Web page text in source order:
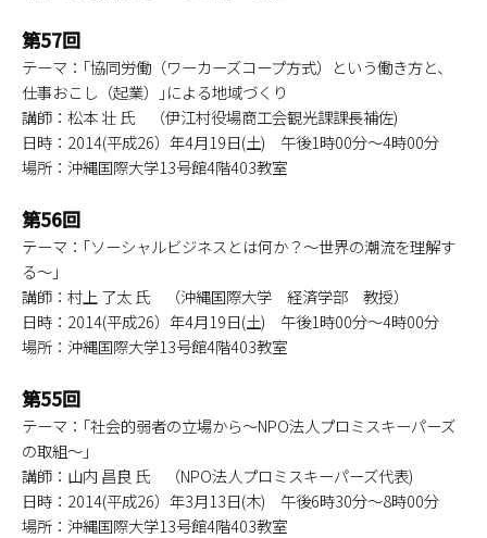
第57回
テーマ：｢協同労働（ワーカーズコープ方式）という働き方と、
仕事おこし（起業）｣による地域づくり
講師：松本 壮 氏 （伊江村役場商工会観光課課長補佐)
日時：2014(平成26）年4月19日(土) 午後1時00分～4時00分
場所：沖縄国際大学13号館4階403教室
第56回
テーマ：｢ソーシャルビジネスとは何か？～世界の潮流を理解す
る～｣
講師：村上 了太 氏 （沖縄国際大学 経済学部 教授）
日時：2014(平成26）年4月19日(土) 午後1時00分～4時00分
場所：沖縄国際大学13号館4階403教室
第55回
テーマ：｢社会的弱者の立場から～NPO法人プロミスキーパーズ
の取組～｣
講師：山内 昌良 氏 （NPO法人プロミスキーパーズ代表)
日時：2014(平成26）年3月13日(木) 午後6時30分～8時00分
場所：沖縄国際大学13号館4階403教室